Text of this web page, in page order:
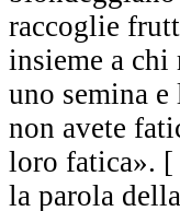
raccoglie
insieme a
uno semina
non avete
loro fatica».
la parola